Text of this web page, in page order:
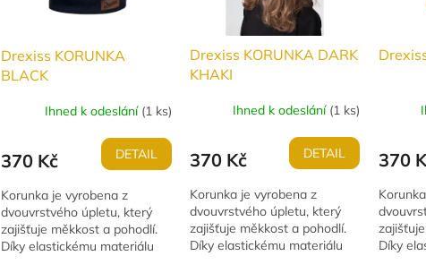
Drexiss KORUNKA
BLACK
Ihned k odeslání (1 ks)
370 Kč DETAIL
Korunka je vyrobena z
dvouvrstvého úpletu, který
zajišťuje měkkost a pohodlí.
Díky elastickému materiálu
Drexiss KORUNKA DARK
KHAKI
Ihned k odeslání (1 ks)
370 Kč DETAIL
Korunka je vyrobena z
dvouvrstvého úpletu, který
zajišťuje měkkost a pohodlí.
Díky elastickému materiálu
370
Díky